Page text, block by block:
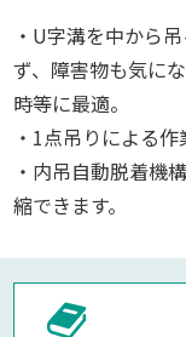
・U字溝を中から
ず、障害物も気に
時等に最適。
・1点吊りによる
・内吊自動脱着機
縮できます。